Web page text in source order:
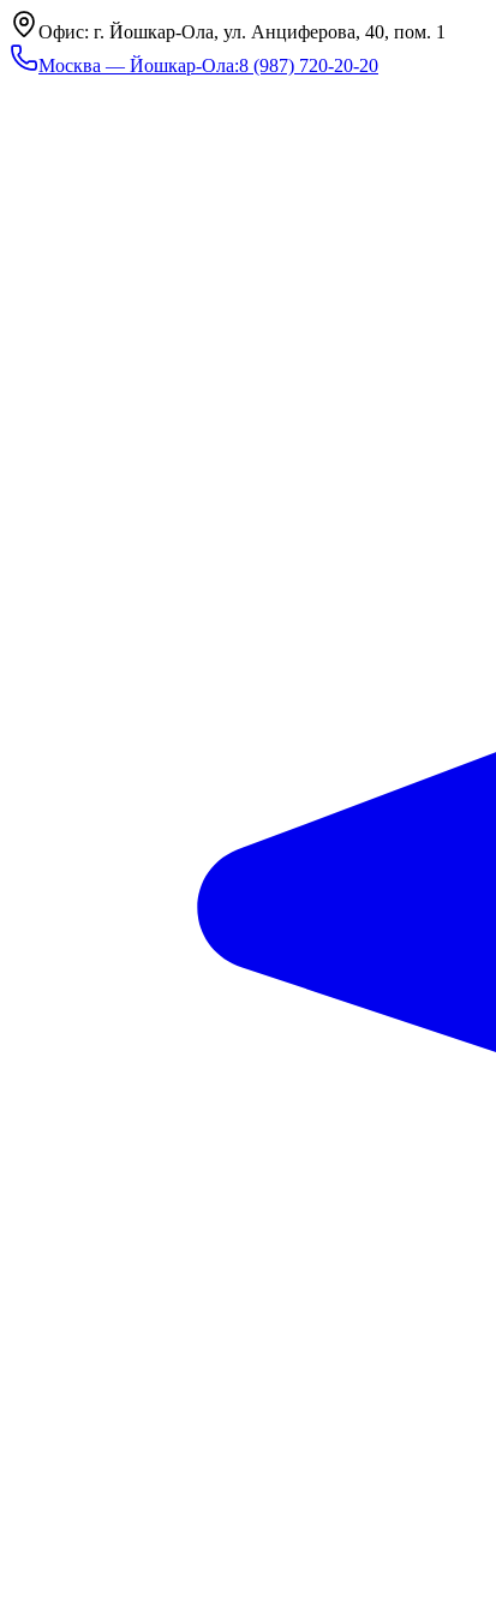
Офис: г. Йошкар-Ола, ул. Анциферова, 40, пом. 1
Москва — Йошкар-Ола:8 (987) 720-20-20